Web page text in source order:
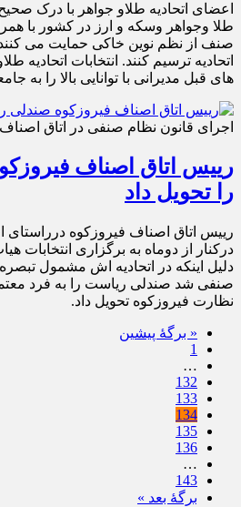
اعضای اتحادیه طلاو جواهر با درک
طلا وجواهر وسکه و ارز در کشور با
صنف از نظم نوین خاکی حمایت می کنند
اتحادیه ترسیم کنند. انتخابات اتحادیه
های قبل مدیرانی با توانایی بالا را به
اجرای قانون نظام صنفی در اتاق
رییس اتاق اصناف
را تحویل داد
رییس اتاق اصناف فیروزکوه
درکنار از دوماه به برگزاری انتخابات
صنفی شد صندلی ریاست را به فرد
نظارت فیروزکوه تحویل داد.
« برگه‌ٔ پیشین
1
…
132
133
134
135
136
…
143
برگهٔ بعد »